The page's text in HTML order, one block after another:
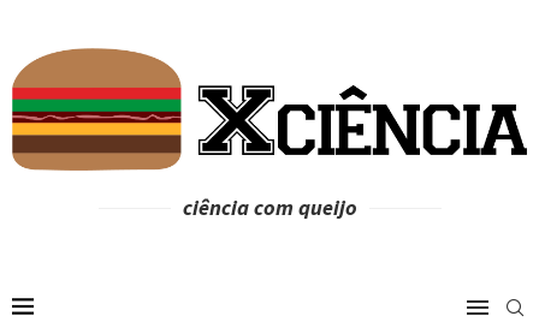
ciência com queijo